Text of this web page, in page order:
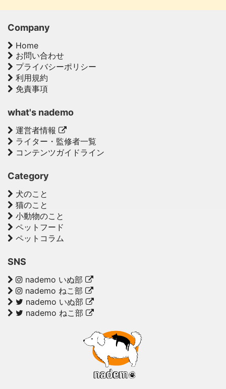
Company
Home
お問い合わせ
プライバシーポリシー
利用規約
免責事項
what's nademo
運営者情報
ライター・監修者一覧
コンテンツガイドライン
Category
犬のこと
猫のこと
小動物のこと
ペットフード
ペットコラム
SNS
nademo いぬ部
nademo ねこ部
nademo いぬ部
nademo ねこ部